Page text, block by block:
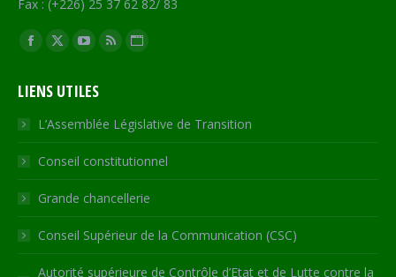
Fax : (+226) 25 37 62 82/ 83
Trouvez nous sur :
Facebook
opens
in
new
window
X
opens
in
new
window
YouTube
opens
in
new
window
RSS
in
new
window
Site
opens
in
new
LIENS UTILES
L’Assemblée Législative de Transition
Conseil constitutionnel
Grande chancellerie
Conseil Supérieur de la Communication (CSC)
Autorité supérieure de Contrôle d’Etat et de Lutte contre la